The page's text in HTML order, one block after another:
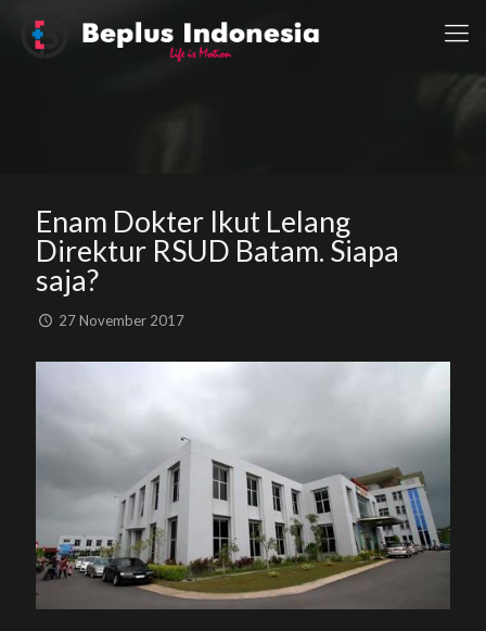
Enam Dokter Ikut Lelang
Direktur RSUD Batam. Siapa
saja?
27 November 2017